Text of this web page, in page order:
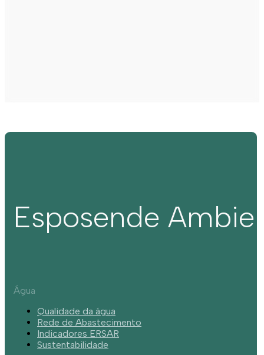
Esposende
Água
Qualidade da água
Rede de Abastecimento
Indicadores ERSAR
Sustentabilidade